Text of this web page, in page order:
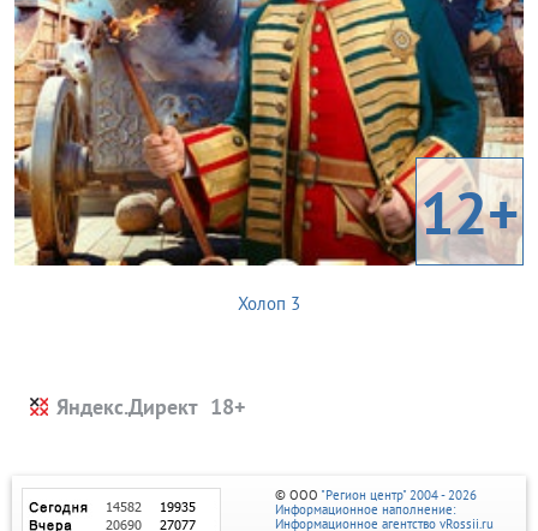
12+
Холоп 3
Яндекс.Директ
© ООО "Регион центр" 2004 - 2026
Информационное наполнение:
Информационное агентство vRossii.ru